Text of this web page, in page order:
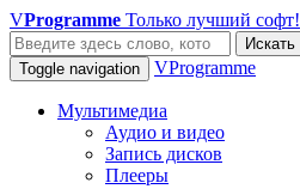
VProgramme Только лучший софт!
Искать
Toggle navigation
VProgramme
Мультимедиа
Аудио и видео
Запись дисков
Плееры